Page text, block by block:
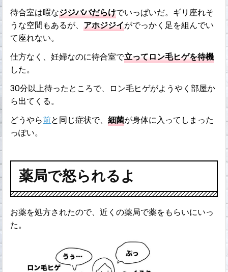
待合室は暇なジジババだらけでいっぱいだ。ギリ座れそ
うな空間もあるが、アホジジイがでっかく足を組んでい
て座れない。
仕方なく、妊婦なのに待合室で立ってロン毛ヒゲを待機
した。
30分以上待ったところで、ロン毛ヒゲがようやく部屋か
ら出てくる。
どうやら前と同じ症状で、細菌が身体に入ってしまった
っぽい。
薬局で怒られるよ
お薬を処方されたので、近くの薬局で薬をもらいにいっ
た。